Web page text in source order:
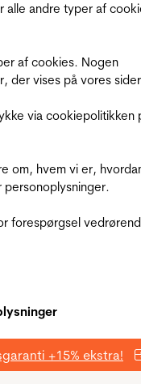
alle andre typer af
af cookies. Nogen
der vises på vores
via cookiepolitikken
om, hvem vi er,
personoplysninger.
forespørgsel
+15% ekstra!